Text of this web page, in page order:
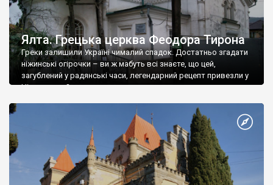
Ялта. Грецька церква Феодора Тирона
Греки залишили Україні чималий спадок. Достатньо згадати
ніжинські огірочки – ви ж мабуть всі знаєте, що цей,
загублений у радянські часи, легендарний рецепт привезли у
Ніжин греки?